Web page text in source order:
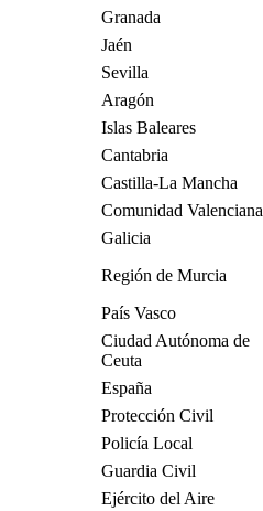
Granada
Jaén
Sevilla
Aragón
Islas Baleares
Cantabria
Castilla-La Mancha
Comunidad Valenciana
Galicia
Región de Murcia
País Vasco
Ciudad Autónoma de
Ceuta
España
Protección Civil
Policía Local
Guardia Civil
Ejército del Aire